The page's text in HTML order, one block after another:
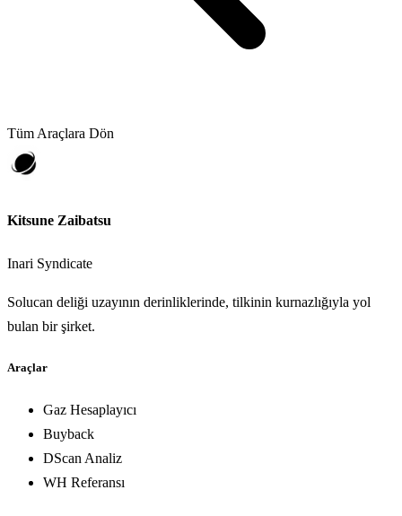
Tüm Araçlara Dön
Kitsune Zaibatsu
Inari Syndicate
Solucan deliği uzayının derinliklerinde, tilkinin kurnazlığıyla yol
bulan bir şirket.
Araçlar
Gaz Hesaplayıcı
Buyback
DScan Analiz
WH Referansı